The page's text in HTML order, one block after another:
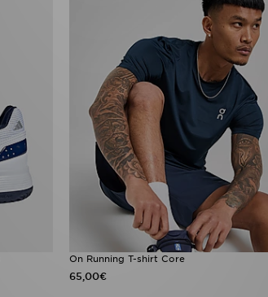
On Running T-shirt Core
65,00€